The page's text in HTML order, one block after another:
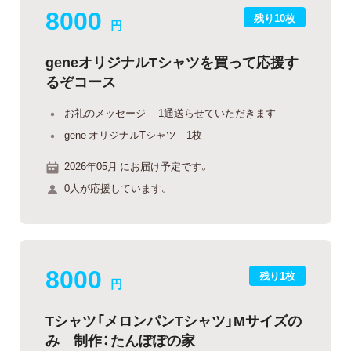
残り10枚
8000 円
geneオリジナルTシャツを買って応援す
るぞコース
お礼のメッセージ 1通送らせていただきます
gene オリジナルTシャツ 1枚
2026年05月 にお届け予定です。
0人が応援しています。
残り1枚
8000 円
Tシャツ「メロンパンTシャツ」Mサイズの
み 制作：たんぽぽの家